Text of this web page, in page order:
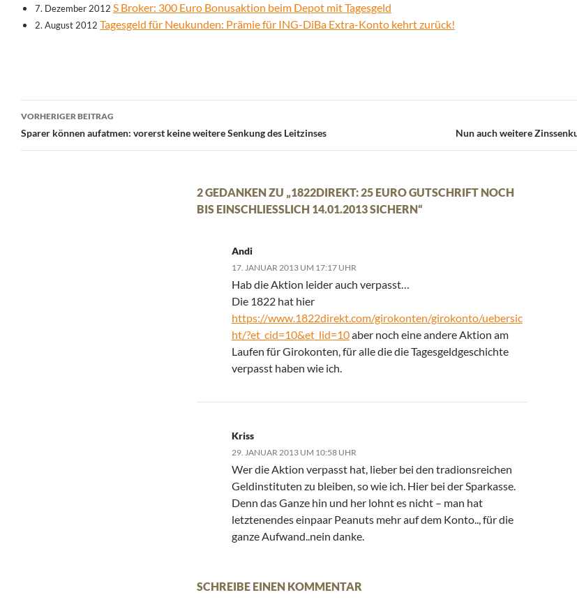
7. Dezember 2012 S Broker: 300 Euro Bonusaktion beim Depot mit Tagesgeld
2. August 2012 Tagesgeld für Neukunden: Prämie für ING-DiBa Extra-Konto kehrt zurück!
Beitrags-
Navigation
VORHERIGER BEITRAG
Sparer können aufatmen: vorerst keine weitere Senkung des Leitzinses Nun auch weitere
2 GEDANKEN ZU „1822DIREKT: 25 EURO GUTSCHRIFT NOCH
BIS EINSCHLIESSLICH 14.01.2013 SICHERN“
Andi
17. JANUAR 2013 UM 17:17 UHR
Hab die Aktion leider auch verpasst…
Die 1822 hat hier
https://www.1822direkt.com/girokonten/girokonto/uebersic
ht/?et_cid=10&et_lid=10aber noch eine andere Aktion am
Laufen für Girokonten, für alle die die Tagesgeldgeschichte
verpasst haben wie ich.
Kriss
29. JANUAR 2013 UM 10:58 UHR
Wer die Aktion verpasst hat, lieber bei den tradionsreichen
Geldinstituten zu bleiben, so wie ich. Hier bei der Sparkasse.
Denn das Ganze hin und her lohnt es nicht – man hat
letztenendes einpaar Peanuts mehr auf dem Konto.., für die
ganze Aufwand..nein danke.
SCHREIBE EINEN KOMMENTAR